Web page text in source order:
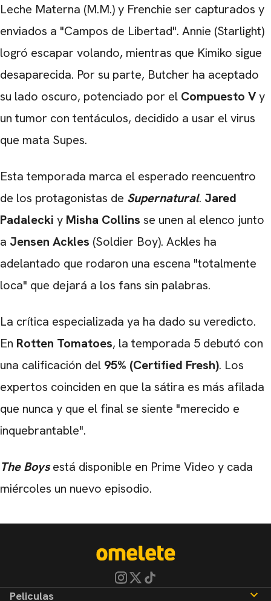
Leche Materna (M.M.) y Frenchie ser capturados y
enviados a "Campos de Libertad". Annie (Starlight)
logró escapar volando, mientras que Kimiko sigue
desaparecida. Por su parte, Butcher ha aceptado
su lado oscuro, potenciado por el Compuesto Vy
un tumor con tentáculos, decidido a usar el virus
que mata Supes.
Esta temporada marca el esperado reencuentro
de los protagonistas de Supernatural. Jared
Padalecki y Misha Collins se unen al elenco junto
a Jensen Ackles (Soldier Boy). Ackles ha
adelantado que rodaron una escena "totalmente
loca" que dejará a los fans sin palabras.
La crítica especializada ya ha dado su veredicto.
En Rotten Tomatoes, la temporada 5 debutó con
una calificación del 95% (Certified Fresh). Los
expertos coinciden en que la sátira es más afilada
que nunca y que el final se siente "merecido e
inquebrantable".
The Boysestá disponible en Prime Video y cada
miércoles un nuevo episodio.
Peliculas